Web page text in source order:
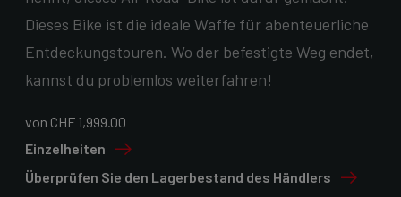
Dieses Bike ist die ideale Waffe für abenteuerliche
Entdeckungstouren. Wo der befestigte Weg endet,
kannst du problemlos weiterfahren!
von CHF 1,999.00
Einzelheiten
Überprüfen Sie den Lagerbestand des Händlers